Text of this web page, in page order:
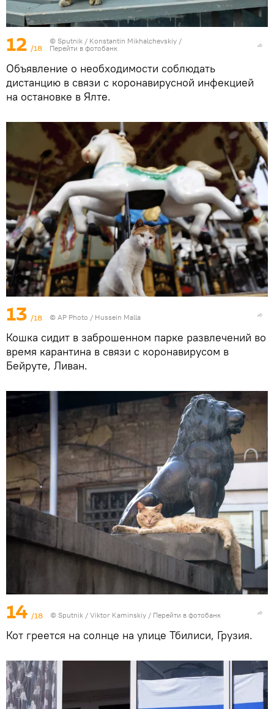
12 /18
© Sputnik / Konstantin Mikhalchevskiy /
Перейти в фотобанк
Объявление о необходимости соблюдать
дистанцию в связи с коронавирусной инфекцией
на остановке в Ялте.
13 /18 © AP Photo / Hussein Malla
Кошка сидит в заброшенном парке развлечений во
время карантина в связи с коронавирусом в
Бейруте, Ливан.
14 /18 © Sputnik / Viktor Kaminskiy / Перейти в фотобанк
Кот греется на солнце на улице Тбилиси, Грузия.